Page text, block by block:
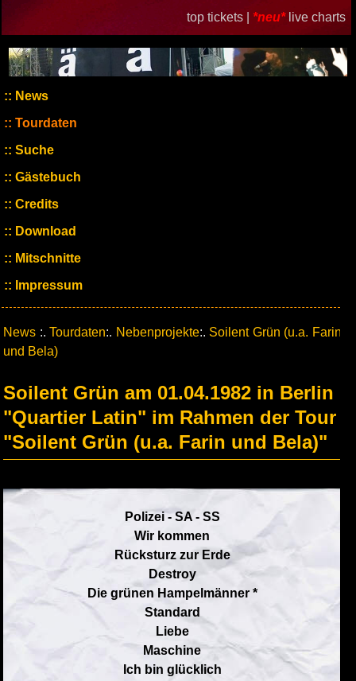
top tickets | *neu* live charts
News
Tourdaten
Suche
Gästebuch
Credits
Download
Mitschnitte
Impressum
News :.Tourdaten:. Nebenprojekte:. Soilent Grün (u.a. Farin
und Bela)
Soilent Grün am 01.04.1982 in Berlin
"Quartier Latin" im Rahmen der Tour
"Soilent Grün (u.a. Farin und Bela)"
Polizei - SA - SS
Wir kommen
Rücksturz zur Erde
Destroy
Die grünen Hampelmänner *
Standard
Liebe
Maschine
Ich bin glücklich